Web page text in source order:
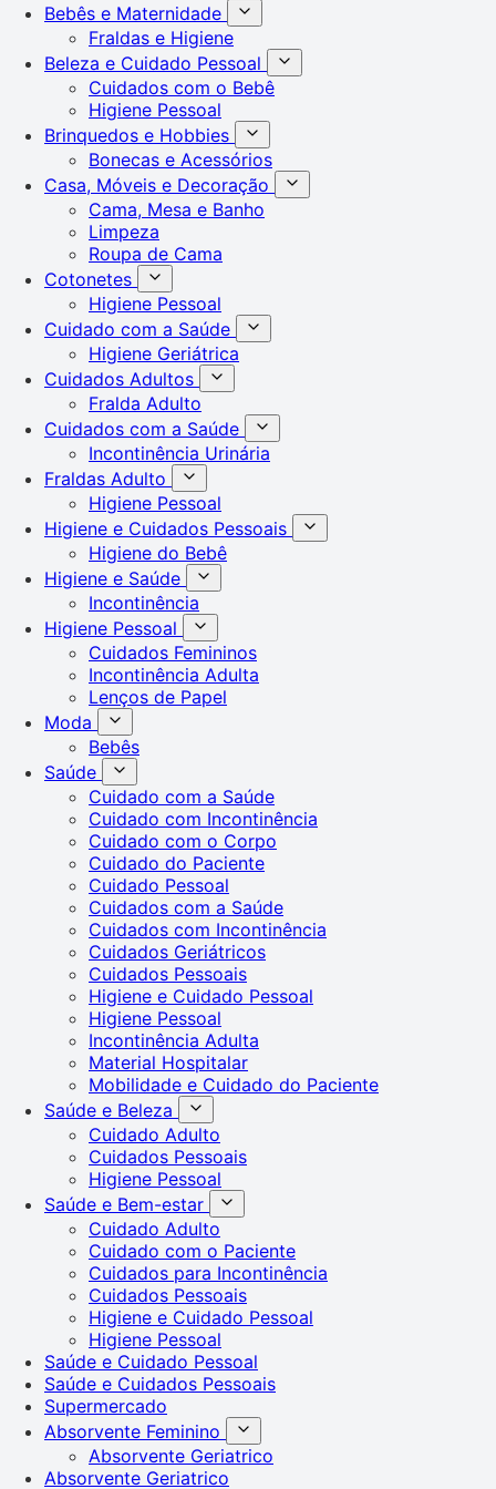
Bebês e Maternidade
Fraldas e Higiene
Beleza e Cuidado Pessoal
Cuidados com o Bebê
Higiene Pessoal
Brinquedos e Hobbies
Bonecas e Acessórios
Casa, Móveis e Decoração
Cama, Mesa e Banho
Limpeza
Roupa de Cama
Cotonetes
Higiene Pessoal
Cuidado com a Saúde
Higiene Geriátrica
Cuidados Adultos
Fralda Adulto
Cuidados com a Saúde
Incontinência Urinária
Fraldas Adulto
Higiene Pessoal
Higiene e Cuidados Pessoais
Higiene do Bebê
Higiene e Saúde
Incontinência
Higiene Pessoal
Cuidados Femininos
Incontinência Adulta
Lenços de Papel
Moda
Bebês
Saúde
Cuidado com a Saúde
Cuidado com Incontinência
Cuidado com o Corpo
Cuidado do Paciente
Cuidado Pessoal
Cuidados com a Saúde
Cuidados com Incontinência
Cuidados Geriátricos
Cuidados Pessoais
Higiene e Cuidado Pessoal
Higiene Pessoal
Incontinência Adulta
Material Hospitalar
Mobilidade e Cuidado do Paciente
Saúde e Beleza
Cuidado Adulto
Cuidados Pessoais
Higiene Pessoal
Saúde e Bem-estar
Cuidado Adulto
Cuidado com o Paciente
Cuidados para Incontinência
Cuidados Pessoais
Higiene e Cuidado Pessoal
Higiene Pessoal
Saúde e Cuidado Pessoal
Saúde e Cuidados Pessoais
Supermercado
Absorvente Feminino
Absorvente Geriatrico
Absorvente Geriatrico